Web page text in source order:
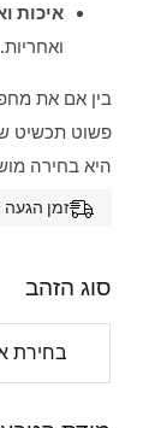
איכות
ואחריות.
בין אם את
פשוט תכשיט
היא בחירה
זמן הגעה משוער: 06/
סוג הזהב